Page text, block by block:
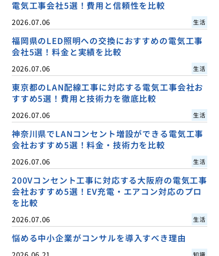
電気工事会社5選！費用と信頼性を比較
2026.07.06 生活
福岡県のLED照明への交換におすすめの電気工事
会社5選！料金と実績を比較
2026.07.06 生活
東京都のLAN配線工事に対応する電気工事会社お
すすめ5選！費用と技術力を徹底比較
2026.07.06 生活
神奈川県でLANコンセント増設ができる電気工事
会社おすすめ5選！料金・技術力を比較
2026.07.06 生活
200Vコンセント工事に対応する大阪府の電気工事
会社おすすめ5選！EV充電・エアコン対応のプロ
を比較
2026.07.06 生活
悩める中小企業がコンサルを導入すべき理由